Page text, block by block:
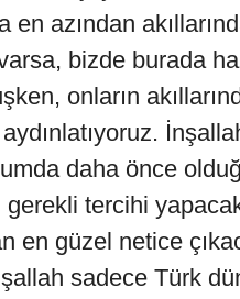
en azından
bizde burada
onların
daha önce
gerekli tercihi
en güzel netice
sadece Türk